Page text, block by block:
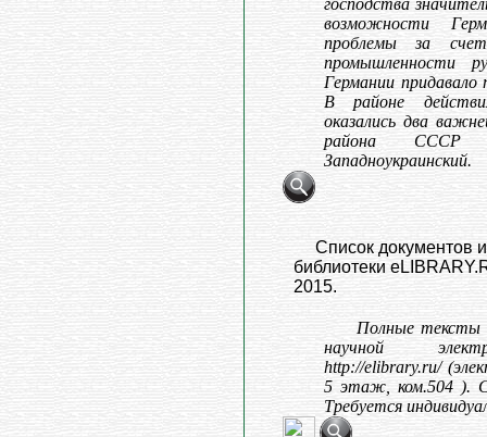
возможности
проблемы за
промышленности
Германии придавало
В районе
оказались два
района СССР
Западноукраинский.
Список документов
библиотеки
2015.
Полные тексты
научной
http://elibrary.ru/
5 этаж, ком.504 ).
Требуется